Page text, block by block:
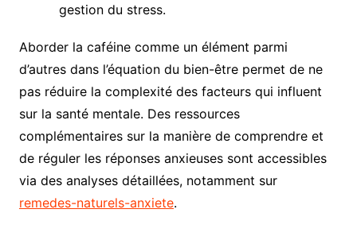
gestion du stress.
Aborder la caféine comme un élément parmi
d’autres dans l’équation du bien-être permet de ne
pas réduire la complexité des facteurs qui influent
sur la santé mentale. Des ressources
complémentaires sur la manière de comprendre et
de réguler les réponses anxieuses sont accessibles
via des analyses détaillées, notamment sur
remedes-naturels-anxiete.